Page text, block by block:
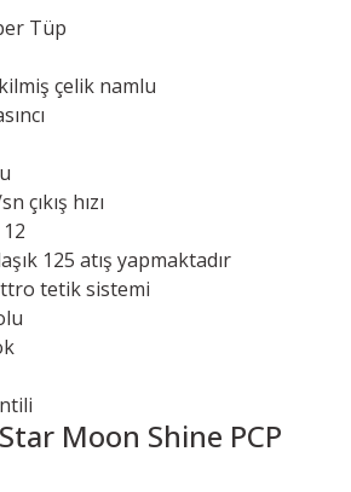
Tüp
çelik namlu
çıkış hızı
125 atış yapmaktadır
tetik sistemi
Moon Shine PCP